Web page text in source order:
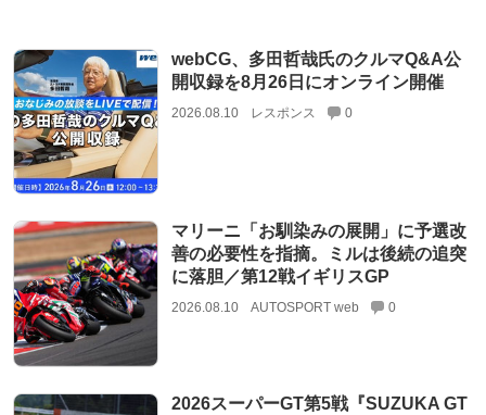
webCG、多田哲哉氏のクルマQ&A公
開収録を8月26日にオンライン開催
2026.08.10 レスポンス 0
マリーニ「お馴染みの展開」に予選改
善の必要性を指摘。ミルは後続の追突
に落胆／第12戦イギリスGP
2026.08.10 AUTOSPORT web 0
2026スーパーGT第5戦『SUZUKA GT